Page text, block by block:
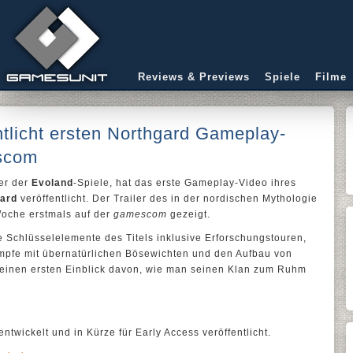
Reviews & Previews Spiele Filme
ersten Northgard Gameplay-
der Evoland -Spiele, hat das erste Gameplay-Video ihres
veröffentlicht. Der Trailer des in der nordischen Mythologie
erstmals auf der gamescom gezeigt.
Schlüsselelemente des Titels inklusive Erforschungstouren,
mit übernatürlichen Bösewichten und den Aufbau von
ersten Einblick davon, wie man seinen Klan zum Ruhm
und in Kürze für Early Access veröffentlicht.